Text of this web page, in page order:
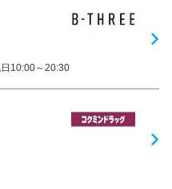
10:00～20:30